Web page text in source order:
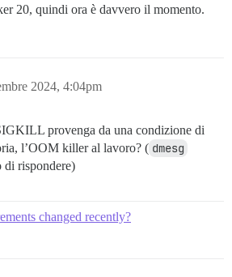
20, quindi ora è davvero il momento.
2024, 4:04pm
provenga da una condizione di
l’OOM killer al lavoro? ( dmesg
di rispondere)
changed recently?